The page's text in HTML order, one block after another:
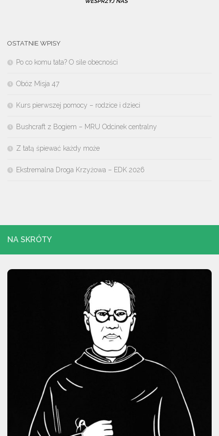
OSTATNIE WPISY
Po co komu tata? O sile obecności
Obóz Misja 47
Kurs pierwszej pomocy – rodzice i dzieci
Bushcraft z Bogiem – MRU Odcinek centralny
Z tatą śpiewać każdy może
Ekstremalna Droga Krzyżowa – EDK 2026
NA SKRÓTY